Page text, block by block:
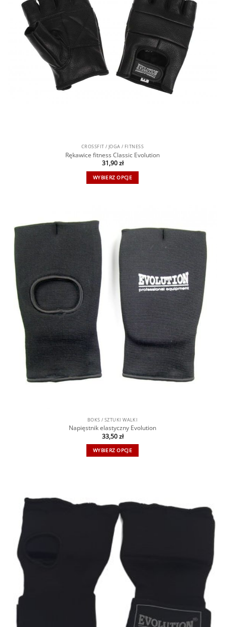
CROSSFIT / JOGA / FITNESS
Rękawice fitness Classic Evolution
31,90zł
WYBIERZ OPCJE
BOKS / SZTUKI WALKI
Napięstnik elastyczny Evolution
33,50zł
WYBIERZ OPCJE